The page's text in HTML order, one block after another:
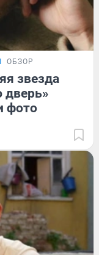
ОБЗОР
звезда
дверь»
фото